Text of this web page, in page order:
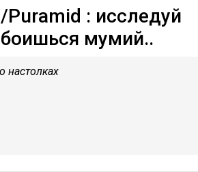
: исследуй
мумий..
настолках